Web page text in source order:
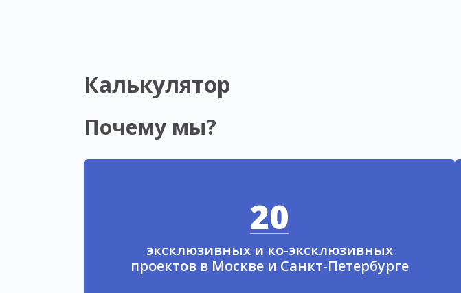
Калькулятор
Почему мы?
20
эксклюзивных и ко-эксклюзивных
проектов в Москве и Санкт-Петербурге